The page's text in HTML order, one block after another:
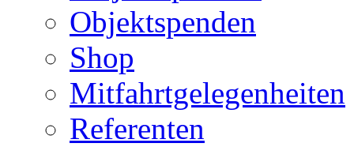
Objektspenden
Shop
Mitfahrtgelegenheiten
Referenten